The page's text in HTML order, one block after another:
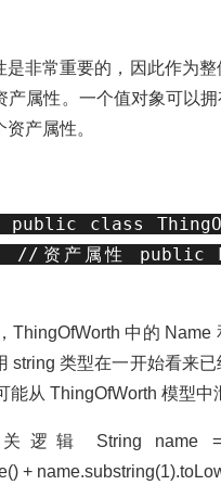
常重要的，因此作为整
属性。一个值对象可以
产属性。
public class
//资产属性
中的 Name
string 类型在一开始看来
从 ThingOfWorth 模型中
String name =
+